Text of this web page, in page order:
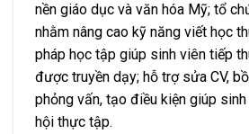
nền giáo dục và văn hóa Mỹ; tổ
nhằm nâng cao kỹ năng viết học
pháp học tập giúp sinh viên tiếp
được truyền dạy; hỗ trợ sửa CV,
phỏng vấn, tạo điều kiện giúp
hội thực tập.